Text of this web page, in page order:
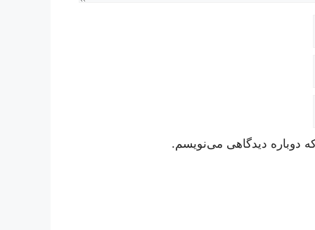
دوباره دیدگاهی می‌نویسم.